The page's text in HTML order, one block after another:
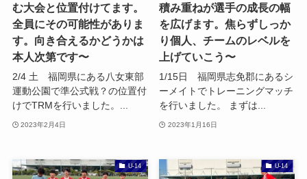
む大会と位置付けてます。
全員にその可能性がありま
す。向き合えるかどうかは
本人次第です〜
2/4 土 福岡県にある八女東部
運動公園で準公式戦？の位置付
けでTRMを行いました。...
2023年2月4日
積み重ねが選手の成長の幅
を広げます。焦らずしっか
り個人、チームのレベルを
上げていこう〜
1/15日 福岡県志免郡にあるシ
ーメイトでトレーニングマッチ
を行いました。 まずは...
2023年1月16日
U-14 U-14